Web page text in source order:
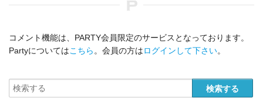
コメント機能は、PARTY会員限定のサービスとなっております。
Partyについてはこちら。会員の方はログインして下さい。